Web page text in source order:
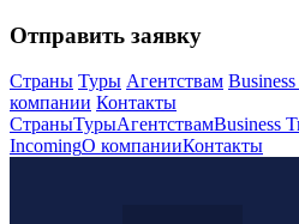
Отправить заявку
Страны Туры Агентствам
компании Контакты
СтраныТурыАгентствамBusiness
IncomingО компанииКонтакты